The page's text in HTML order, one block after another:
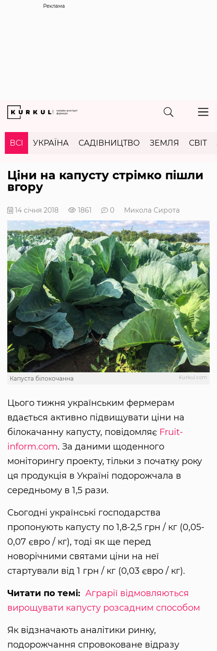
Реклама
ВСІ УКРАЇНА САДІВНИЦТВО ЗЕМЛЯ СВІТ
Ціни на капусту стрімко пішли
вгору
14 січня 2018 1861 0 Микола Сирота
Kurkul.com
Капуста білокочанна
Цього тижня українським фермерам
вдається активно підвищувати ціни на
білокачанну капусту, повідомляє Fruit-
inform.com. За даними щоденного
моніторингу проекту, тільки з початку року
ця продукція в Україні подорожчала в
середньому в 1,5 рази.
Сьогодні українські господарства
пропонують капусту по 1,8-2,5 грн / кг (0,05-
0,07 євро / кг), тоді як ще перед
новорічними святами ціни на неї
стартували від 1 грн / кг (0,03 євро / кг).
Читати по темі: Аграрії відмовляються
вирощувати капусту розсадним способом
Як відзначають аналітики ринку,
подорожчання спровоковане відразу